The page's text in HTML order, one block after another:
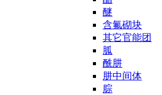
醚
含氟砌块
其它官能团
胍
酰肼
肼中间体
腙